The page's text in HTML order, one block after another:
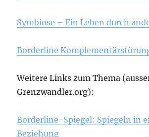
Symbiose – Ein Leben durch
Borderline
Weitere Links zum Thema
Grenzwandler.org):
Borderline-Spiegel: Spiegeln in
Beziehung